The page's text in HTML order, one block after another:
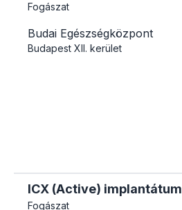
Fogászat
Budai Egészségközpont
Budapest XII. kerület
ICX (Active) implantátum
Fogászat